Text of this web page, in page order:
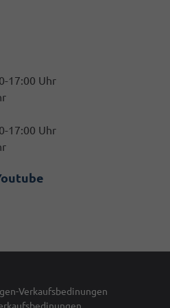
17:00 Uhr
17:00 Uhr
Verkaufsbedinungen